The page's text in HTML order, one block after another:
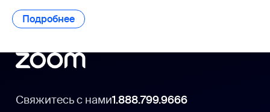
Подробнее Подробнее
Свяжитесь с нами1.888.799.9666